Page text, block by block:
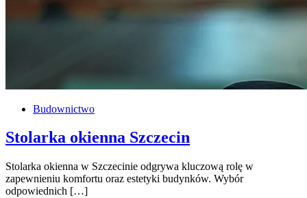
Budownictwo
Stolarka okienna Szczecin
Stolarka okienna w Szczecinie odgrywa kluczową rolę w
zapewnieniu komfortu oraz estetyki budynków. Wybór
odpowiednich […]